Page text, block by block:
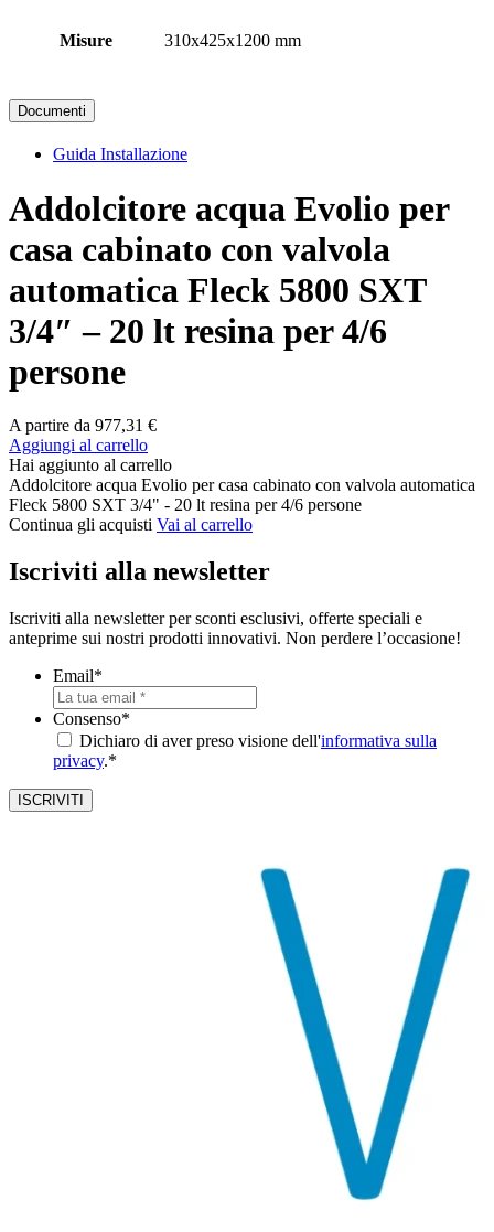
Misure 310x425x1200 mm
Documenti
Guida Installazione
Addolcitore acqua Evolio per
casa cabinato con valvola
automatica Fleck 5800 SXT
3/4″ – 20 lt resina per 4/6
persone
A partire da 977,31 €
Aggiungi al carrello
Hai aggiunto al carrello
Addolcitore acqua Evolio per casa cabinato con valvola automatica
Fleck 5800 SXT 3/4" - 20 lt resina per 4/6 persone
Continua gli acquisti Vai al carrello
Iscriviti alla newsletter
Iscriviti alla newsletter per sconti esclusivi, offerte speciali e
anteprime sui nostri prodotti innovativi. Non perdere l’occasione!
Email*
Consenso*
Dichiaro di aver preso visione dell'informativa sulla
privacy.*
ISCRIVITI